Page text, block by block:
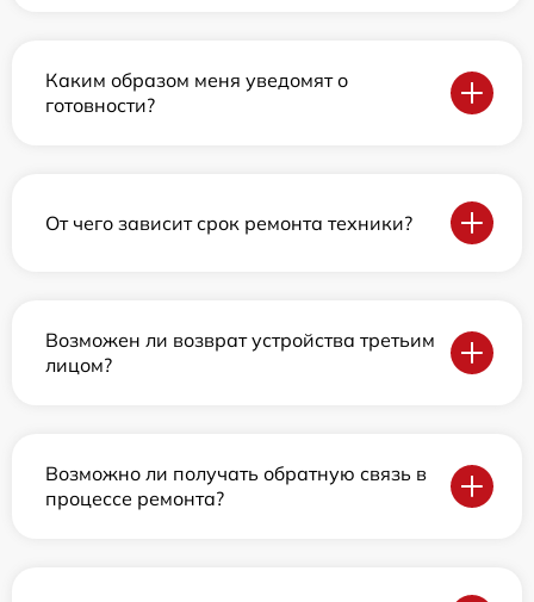
Каким образом меня уведомят о
готовности?
От чего зависит срок ремонта техники?
Возможен ли возврат устройства третьим
лицом?
Возможно ли получать обратную связь в
процессе ремонта?